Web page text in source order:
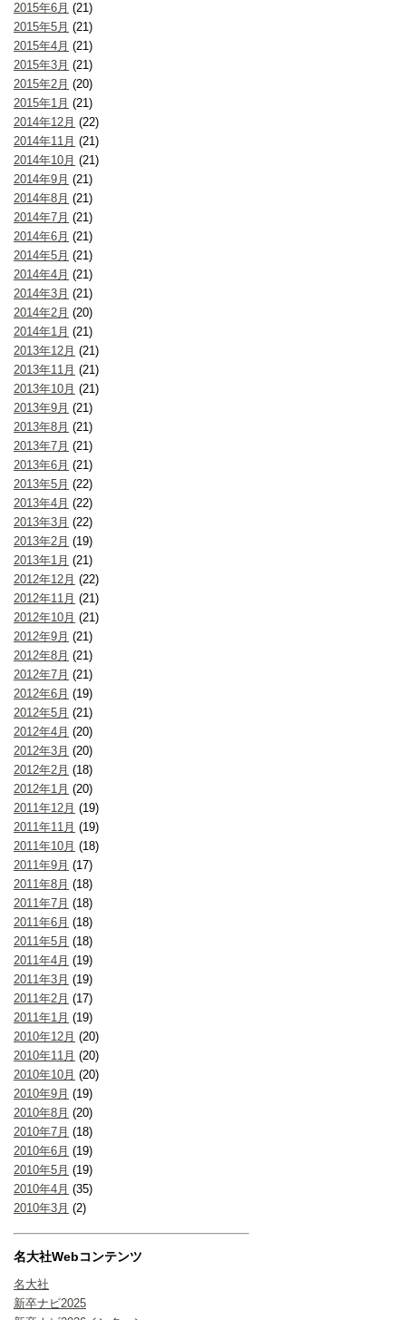
2015年6月 (21)
2015年5月 (21)
2015年4月 (21)
2015年3月 (21)
2015年2月 (20)
2015年1月 (21)
2014年12月 (22)
2014年11月 (21)
2014年10月 (21)
2014年9月 (21)
2014年8月 (21)
2014年7月 (21)
2014年6月 (21)
2014年5月 (21)
2014年4月 (21)
2014年3月 (21)
2014年2月 (20)
2014年1月 (21)
2013年12月 (21)
2013年11月 (21)
2013年10月 (21)
2013年9月 (21)
2013年8月 (21)
2013年7月 (21)
2013年6月 (21)
2013年5月 (22)
2013年4月 (22)
2013年3月 (22)
2013年2月 (19)
2013年1月 (21)
2012年12月 (22)
2012年11月 (21)
2012年10月 (21)
2012年9月 (21)
2012年8月 (21)
2012年7月 (21)
2012年6月 (19)
2012年5月 (21)
2012年4月 (20)
2012年3月 (20)
2012年2月 (18)
2012年1月 (20)
2011年12月 (19)
2011年11月 (19)
2011年10月 (18)
2011年9月 (17)
2011年8月 (18)
2011年7月 (18)
2011年6月 (18)
2011年5月 (18)
2011年4月 (19)
2011年3月 (19)
2011年2月 (17)
2011年1月 (19)
2010年12月 (20)
2010年11月 (20)
2010年10月 (20)
2010年9月 (19)
2010年8月 (20)
2010年7月 (18)
2010年6月 (19)
2010年5月 (19)
2010年4月 (35)
2010年3月 (2)
名大社Webコンテンツ
名大社
新卒ナビ2025